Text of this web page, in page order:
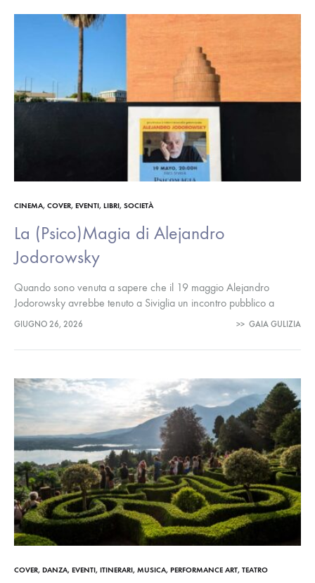
CINEMA, COVER, EVENTI, LIBRI, SOCIETÀ
La (Psico)Magia di Alejandro
Jodorowsky
Quando sono venuta a sapere che il 19 maggio Alejandro
Jodorowsky avrebbe tenuto a Siviglia un incontro pubblico a
seguito della proiezione del suo docufilm “Psicomagia. Un arte
GIUGNO 26, 2026 >> GAIA GULIZIA
COVER, DANZA, EVENTI, ITINERARI, MUSICA, PERFORMANCE ART, TEATRO